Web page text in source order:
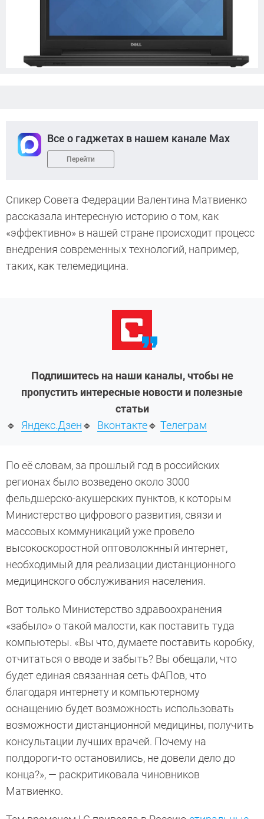
Все о гаджетах в нашем канале Max
Перейти
Спикер Совета Федерации Валентина Матвиенко
рассказала интересную историю о том, как
«эффективно» в нашей стране происходит процесс
внедрения современных технологий, например,
таких, как телемедицина.
Подпишитесь на наши каналы, чтобы не
пропустить интересные новости и полезные
статьи
🔹 Яндекс.Дзен🔹 Вконтакте🔹 Телеграм
По её словам, за прошлый год в российских
регионах было возведено около 3000
фельдшерско-акушерских пунктов, к которым
Министерство цифрового развития, связи и
массовых коммуникаций уже провело
высокоскоростной оптоволокнный интернет,
необходимый для реализации дистанционного
медицинского обслуживания населения.
Вот только Министерство здравоохранения
«забыло» о такой малости, как поставить туда
компьютеры. «Вы что, думаете поставить коробку,
отчитаться о вводе и забыть? Вы обещали, что
будет единая связанная сеть ФАПов, что
благодаря интернету и компьютерному
оснащению будет возможность использовать
возможности дистанционной медицины, получить
консультации лучших врачей. Почему на
полдороги-то остановились, не довели дело до
конца?», — раскритиковала чиновников
Матвиенко.